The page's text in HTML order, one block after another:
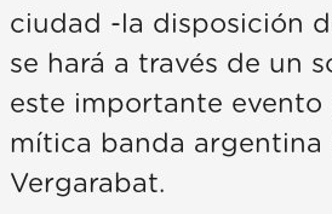
ciudad -la disposición
se hará a través de un
este importante evento
mítica banda argentina
Vergarabat.